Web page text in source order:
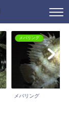
メバリング
メバリング